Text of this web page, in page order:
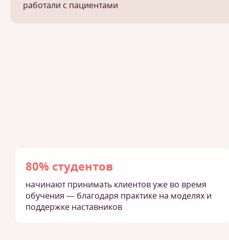
работали с пациентами
80% студентов
начинают принимать клиентов уже во время
обучения — благодаря практике на моделях и
поддержке наставников